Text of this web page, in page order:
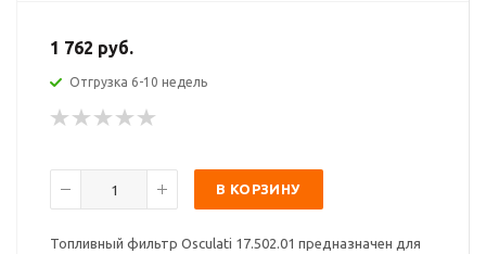
1 762 руб.
Отгрузка 6-10 недель
В КОРЗИНУ
Топливный фильтр Osculati 17.502.01 предназначен для